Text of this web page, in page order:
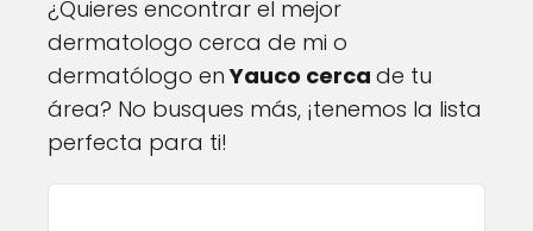
¿Quieres encontrar el mejor
dermatologo cerca de mi o
dermatólogo enYauco cerca de tu
área? No busques más, ¡tenemos la lista
perfecta para ti!